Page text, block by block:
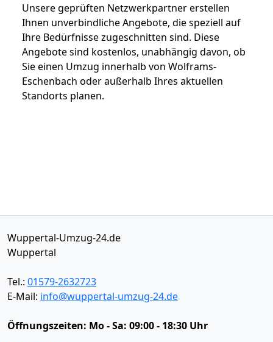
Unsere geprüften Netzwerkpartner erstellen
Ihnen unverbindliche Angebote, die speziell auf
Ihre Bedürfnisse zugeschnitten sind. Diese
Angebote sind kostenlos, unabhängig davon, ob
Sie einen Umzug innerhalb von Wolframs-
Eschenbach oder außerhalb Ihres aktuellen
Standorts planen.
Wuppertal-Umzug-24.de
Wuppertal
Tel.: 01579-2632723
E-Mail: info@wuppertal-umzug-24.de
Öffnungszeiten: Mo - Sa: 09:00 - 18:30 Uhr